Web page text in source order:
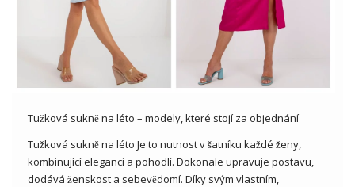
Tužková sukně na léto – modely, které stojí za objednání
Tužková sukně na léto Je to nutnost v šatníku každé ženy,
kombinující eleganci a pohodlí. Dokonale upravuje postavu,
dodává ženskost a sebevědomí. Díky svým vlastním,